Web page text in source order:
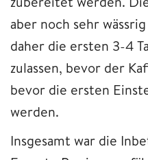
aber noch sehr
daher die ersten 3-4
zulassen, bevor der
bevor die ersten
werden.
Insgesamt war die